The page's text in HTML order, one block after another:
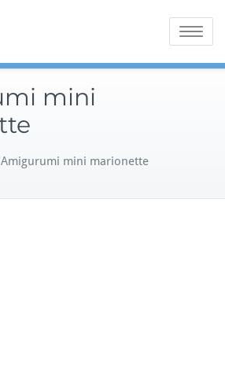
Toggle
mini
Amigurumi mini marionette